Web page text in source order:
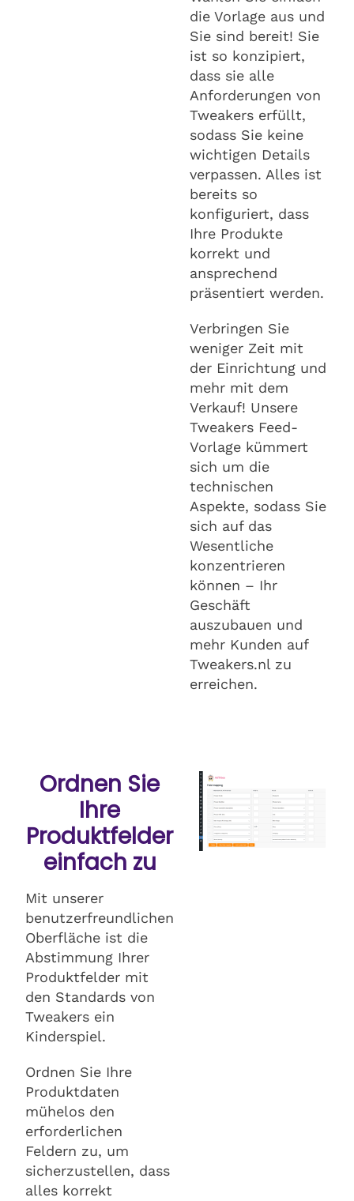
die Vorlage aus und
Sie sind bereit! Sie
ist so konzipiert,
dass sie alle
Anforderungen von
Tweakers erfüllt,
sodass Sie keine
wichtigen Details
verpassen. Alles ist
bereits so
konfiguriert, dass
Ihre Produkte
korrekt und
ansprechend
präsentiert werden.
Verbringen Sie
weniger Zeit mit
der Einrichtung und
mehr mit dem
Verkauf! Unsere
Tweakers Feed-
Vorlage kümmert
sich um die
technischen
Aspekte, sodass Sie
sich auf das
Wesentliche
konzentrieren
können – Ihr
Geschäft
auszubauen und
mehr Kunden auf
Tweakers.nl zu
erreichen.
Ordnen Sie
Ihre
Produktfelder
einfach zu
Mit unserer
benutzerfreundlichen
Oberfläche ist die
Abstimmung Ihrer
Produktfelder mit
den Standards von
Tweakers ein
Kinderspiel.
Ordnen Sie Ihre
Produktdaten
mühelos den
erforderlichen
Feldern zu, um
sicherzustellen, dass
alles korrekt